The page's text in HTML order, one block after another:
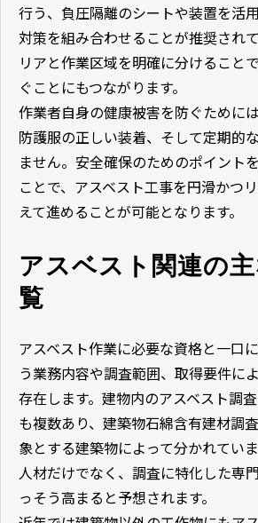
行う、負圧隔離のシートや装置を活
対策を組み合わせることが推奨され
リアと作業区域を明確に分けること
ぐことにもつながります。
作業者自身の健康被害を防ぐために
防護服の正しい装着、そして定期的
ません。安全確保のためのポイント
ことで、アスベスト工事を円滑かつ
えて進めることが可能となります。
アスベスト関連の
覧
アスベスト作業に必要な資格と一口
う業務内容や調査範囲、取得要件に
存在します。建物内のアスベスト調
も複数あり、建築物石綿含有建材調
象とする建築物によって分かれてい
人材だけでなく、調査に特化した専
っそう高まると予想されます。